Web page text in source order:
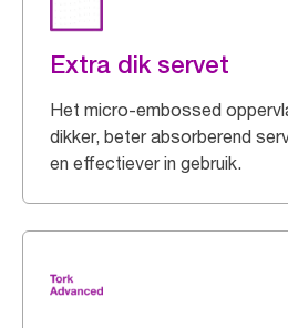
Extra dik servet
Het micro-embossed
dikker, beter absorberend
en effectiever in gebruik.